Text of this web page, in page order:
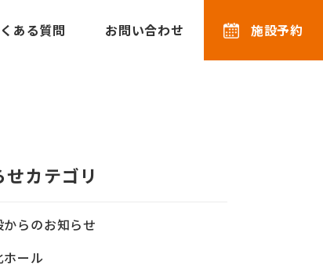
ある質問 お問い合わせ 施設予約
せカテゴリ
からのお知らせ
ホール